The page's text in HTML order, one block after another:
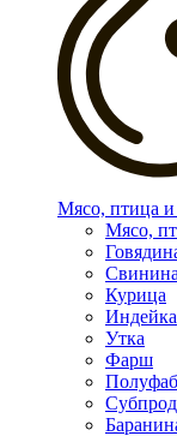
Мясо, птица и
Мясо,
Свинина
Курица
Индейка
Утка
Фарш